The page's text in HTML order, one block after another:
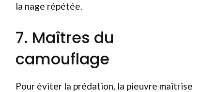
la nage répétée.
7. Maîtres du
camouflage
Pour éviter la prédation, la pieuvre maîtrise